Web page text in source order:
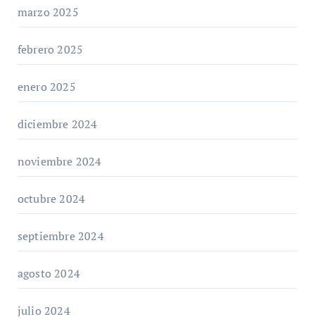
marzo 2025
febrero 2025
enero 2025
diciembre 2024
noviembre 2024
octubre 2024
septiembre 2024
agosto 2024
julio 2024